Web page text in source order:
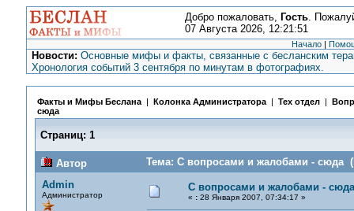
Добро пожаловать, Гость.
07 Августа 2026, 12:21:51
Начало |
Новости: Основные мифы и факты, связанные с бесланским
Хронология событий 3 сентября по минутам в фотографиях.
Факты и Мифы Беслана| Колонка Администратора| Тех отдел|
сюда
Страниц: 1
Автор
Тема: С вопросами и жалобами - сюда
Admin
Администратор
С вопросами и жалобами - сюда
« :28 Января 2007, 07:34:17 »